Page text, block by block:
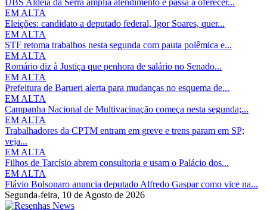
EM ALTA
Eleições: candidato a deputado federal, Igor Soares, quer...
EM ALTA
STF retoma trabalhos nesta segunda com pauta polêmica e...
EM ALTA
Romário diz à Justiça que penhora de salário no Senado...
EM ALTA
Prefeitura de Barueri alerta para mudanças no esquema de...
EM ALTA
Campanha Nacional de Multivacinação começa nesta segunda;...
EM ALTA
Trabalhadores da CPTM entram em greve e trens param em SP;
veja...
EM ALTA
Filhos de Tarcísio abrem consultoria e usam o Palácio dos...
EM ALTA
Flávio Bolsonaro anuncia deputado Alfredo Gaspar como vice na...
Segunda-feira, 10 de Agosto de 2026